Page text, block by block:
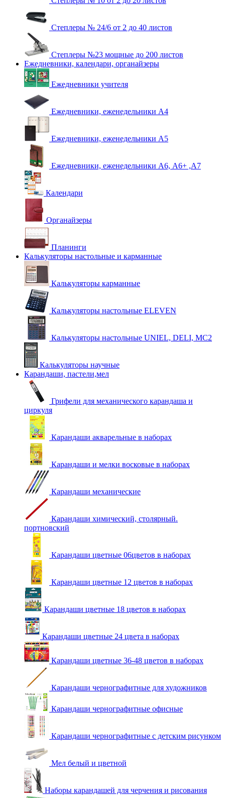
Степлеры № 24/6 от 2 до 40 листов
Степлеры №23 мощные до 200 листов
Ежедневники, календари, органайзеры
Ежедневники учителя
Ежедневники, еженедельники А4
Ежедневники, еженедельники А5
Ежедневники, еженедельники А6, А6+ ,А7
Календари
Органайзеры
Планинги
Калькуляторы настольные и карманные
Калькуляторы карманные
Калькуляторы настольные ELEVEN
Калькуляторы настольные UNIEL, DELI, MC2
Калькуляторы научные
Карандаши, пастели,мел
Грифели для механического карандаша и
циркуля
Карандаши акварельные в наборах
Карандаши и мелки восковые в наборах
Карандаши механические
Карандаши химический, столярный.
портновский
Карандаши цветные 06цветов в наборах
Карандаши цветные 12 цветов в наборах
Карандаши цветные 18 цветов в наборах
Карандаши цветные 24 цвета в наборах
Карандаши цветные 36-48 цветов в наборах
Карандаши чернографитные для художников
Карандаши чернографитные офисные
Карандаши чернографитные с детским рисунком
Мел белый и цветной
Наборы карандашей для черчения и рисования